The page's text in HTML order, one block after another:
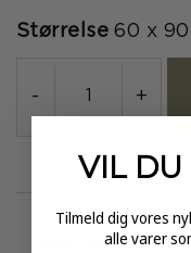
Størrelse 60 x 90
- +
GRATIS FRAGT
VIL DU
Tilmeld dig vores
alle varer